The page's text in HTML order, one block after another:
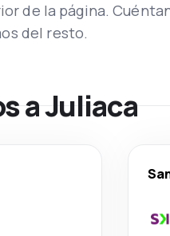
de la página.
del resto.
a Juliaca